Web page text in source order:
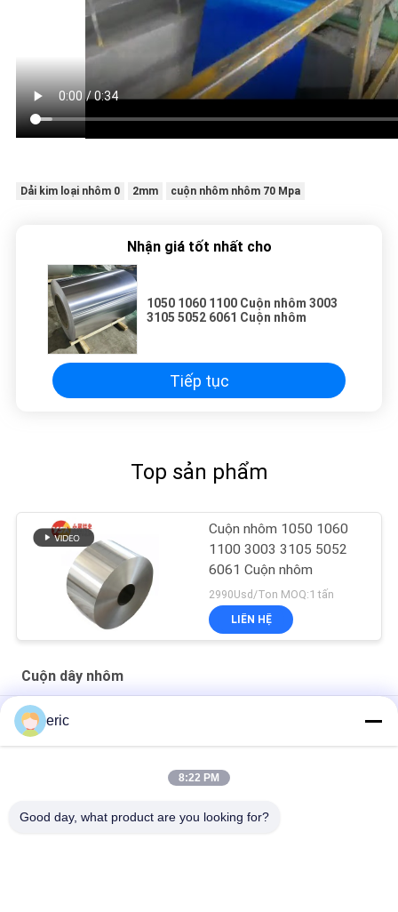
Dải kim loại nhôm 0 2mm cuộn nhôm nhôm 70 Mpa
Nhận giá tốt nhất cho
1050 1060 1100 Cuộn nhôm 3003
3105 5052 6061 Cuộn nhôm
Tiếp tục
Top sản phẩm
Cuộn nhôm 1050 1060
1100 3003 3105 5052
6061 Cuộn nhôm
2990Usd/Ton MOQ:1 tấn
LIÊN HỆ
Cuộn dây nhôm
Tấm nhôm sơn màu & cuộn nhôm cho thư kênh
Kênh màu nhôm Dải nhôm Gương cuộn thư kênh nhôm
Channelume Dải nhôm Màu gương Dải cuộn nhôm cho thư
eric
8:22 PM
Good day, what product are you looking for?